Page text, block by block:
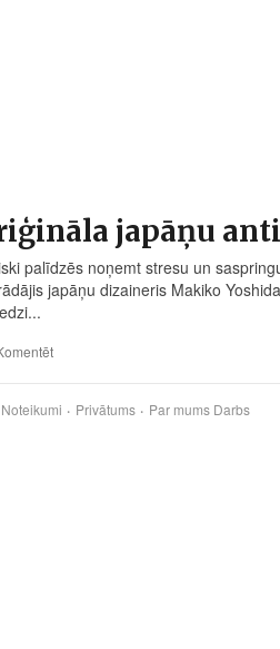
japāņu
palīdzēs noņemt stresu un
japāņu dizaineris Makiko
Noteikumi Privātums Par mums Darbs